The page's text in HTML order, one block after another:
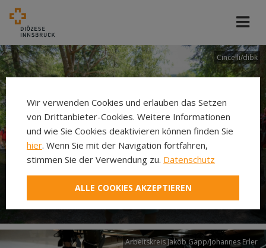
Cincelli/dibk
Neuer Pilgerweg Via
Laudato si’
Arbeitskreis Jakob Gapp/Johannes Erler
Wir verwenden Cookies und erlauben das Setzen
von Drittanbieter-Cookies. Weitere Informationen
und wie Sie Cookies deaktivieren können finden Sie
hier. Wenn Sie mit der Navigation fortfahren,
stimmen Sie der Verwendung zu. Datenschutz
ALLE COOKIES AKZEPTIEREN